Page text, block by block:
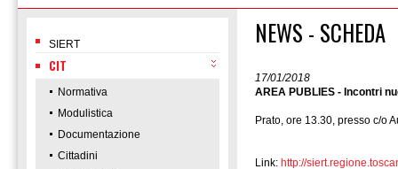
SIERT
CIT
Normativa
Modulistica
Documentazione
Cittadini
NEWS - SCHEDA
17/01/2018
AREA PUBLIES - Incontri
Prato, ore 13.30, presso c/o
Link: http://